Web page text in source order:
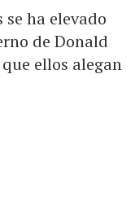
ha elevado
de Donald
ellos alegan